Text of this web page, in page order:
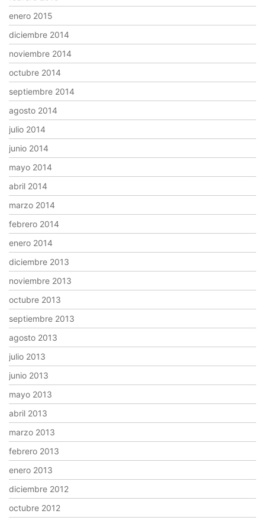
enero 2015
diciembre 2014
noviembre 2014
octubre 2014
septiembre 2014
agosto 2014
julio 2014
junio 2014
mayo 2014
abril 2014
marzo 2014
febrero 2014
enero 2014
diciembre 2013
noviembre 2013
octubre 2013
septiembre 2013
agosto 2013
julio 2013
junio 2013
mayo 2013
abril 2013
marzo 2013
febrero 2013
enero 2013
diciembre 2012
octubre 2012